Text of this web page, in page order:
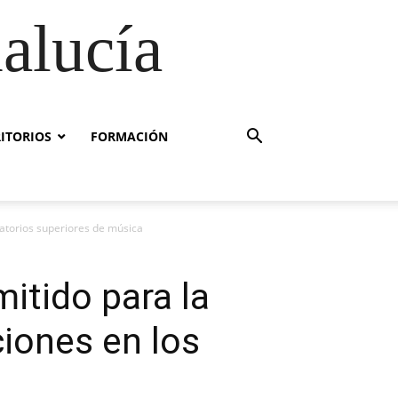
FORMACIÓN
superiores de música
para la
en los